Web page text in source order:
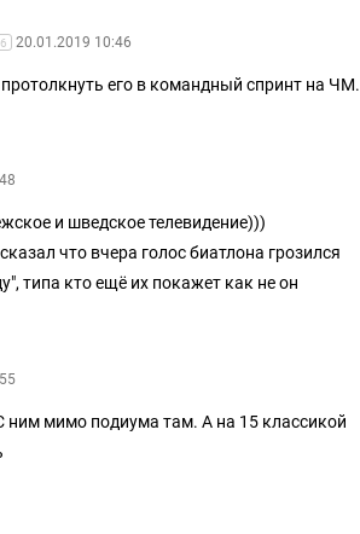
20.01.2019 10:46
его в командный спринт на ЧМ.
и шведское телевидение)))
что вчера голос биатлона грозился
типа кто ещё их покажет как не он
ним мимо подиума там. А на 15 классикой